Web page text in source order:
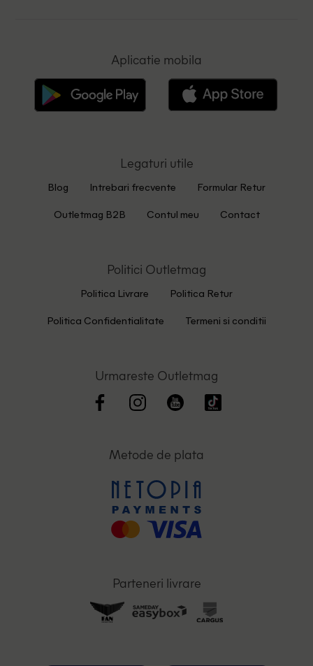
Aplicatie mobila
Legaturi utile
Blog Intrebari frecvente Formular Retur
Outletmag B2B Contul meu Contact
Politici Outletmag
Politica Livrare Politica Retur
Politica Confidentialitate Termeni si conditii
Urmareste Outletmag
Metode de plata
Parteneri livrare